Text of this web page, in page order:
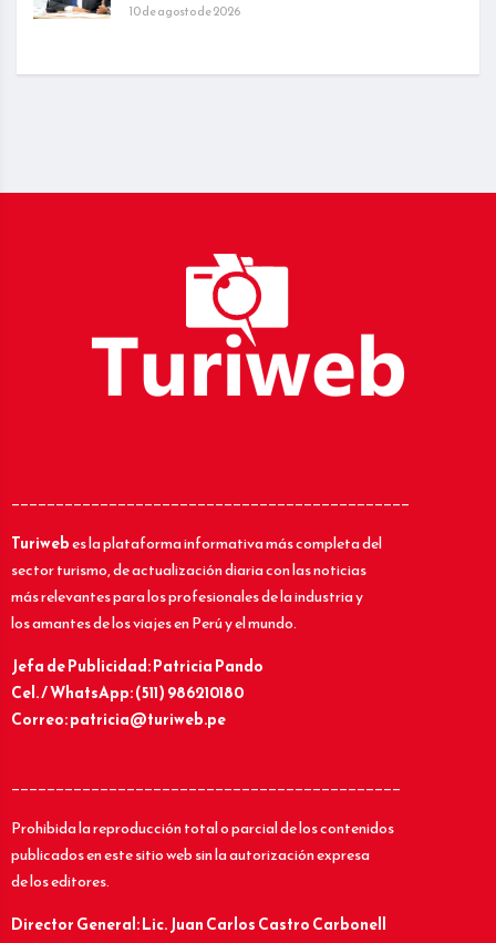
10 de agosto de 2026
_____________________________________________
Turiwebes la plataforma informativa más completa del
sector turismo, de actualización diaria con las noticias
más relevantes para los profesionales de la industria y
los amantes de los viajes en Perú y el mundo.
Jefa de Publicidad: Patricia Pando
Cel. / WhatsApp: (511) 986210180
Correo: patricia@turiweb.pe
____________________________________________
Prohibida la reproducción total o parcial de los contenidos
publicados en este sitio web sin la autorización expresa
de los editores.
Director General: Lic.Juan Carlos Castro Carbonell